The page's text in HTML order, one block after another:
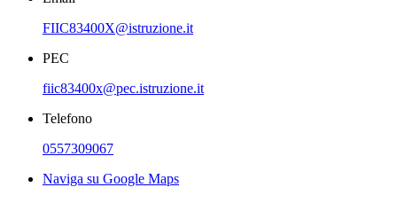
FIIC83400X@istruzione.it
PEC
fiic83400x@pec.istruzione.it
Telefono
0557309067
Naviga su Google Maps